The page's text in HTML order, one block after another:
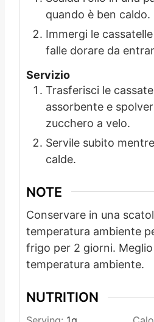
quando è ben caldo.
Immergi le
falle dorare da
Servizio
Trasferisci le
assorbente e
zucchero a velo.
Servile subito
calde.
NOTE
Conservare in una
temperatura ambiente
frigo per 2 giorni.
temperatura ambiente.
NUTRITION